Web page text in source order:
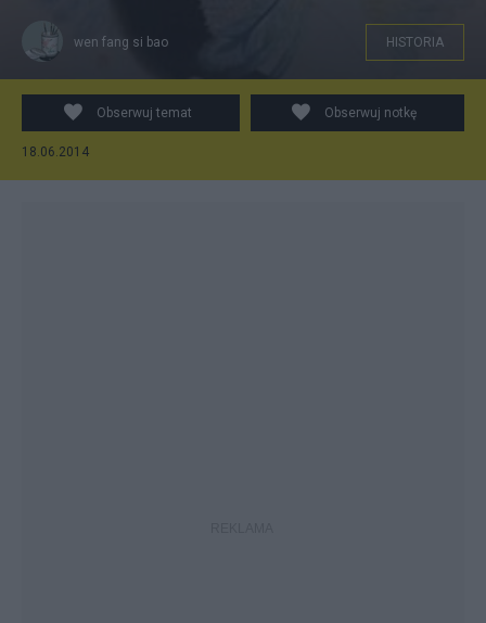
Daji 01
wen fang si bao HISTORIA
Obserwuj temat Obserwuj notkę
18.06.2014